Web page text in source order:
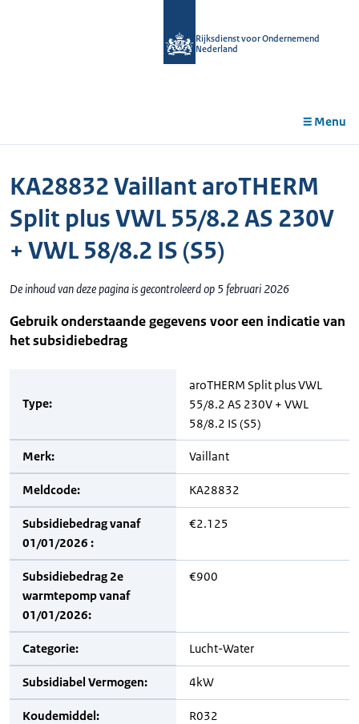
Rijksdienst voor Ondernemend
Nederland
Menu
KA28832 Vaillant aroTHERM
Split plus VWL 55/8.2 AS 230V
+ VWL 58/8.2 IS (S5)
De inhoud van deze pagina is gecontroleerd op 5 februari 2026
Gebruik onderstaande gegevens voor een indicatie van
het subsidiebedrag
Type:
aroTHERM Split plus VWL
55/8.2 AS 230V + VWL
58/8.2 IS (S5)
Merk: Vaillant
Meldcode: KA28832
Subsidiebedrag vanaf
01/01/2026 :
€2.125
Subsidiebedrag 2e
warmtepomp vanaf
01/01/2026:
€900
Categorie: Lucht-Water
Subsidiabel Vermogen: 4kW
Koudemiddel: R032